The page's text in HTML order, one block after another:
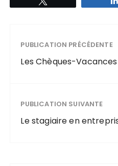
PUBLICATION PRÉCÉDENTE
Les Chèques-Vacances
PUBLICATION SUIVANTE
Le stagiaire en